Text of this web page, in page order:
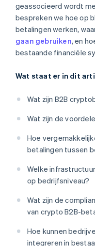
geassocieerd wordt
bespreken we hoe op
betalingen werken,
gaan gebruiken, en
bestaande financiële
Wat staat er in dit
Wat zijn B2B
Wat zijn de
Hoe
betalingen tussen
Welke
op bedrijfsniveau?
Wat zijn de
van crypto B2B-
Hoe kunnen
integreren in